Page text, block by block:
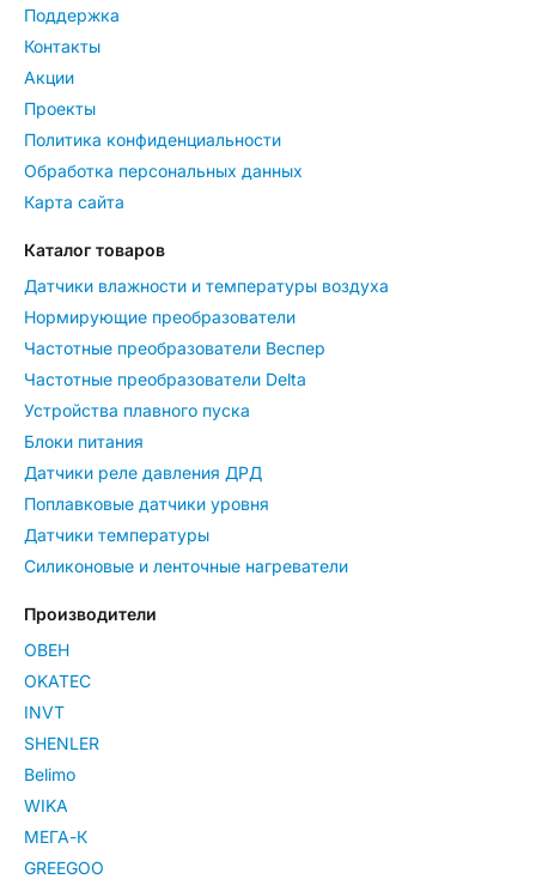
Поддержка
Контакты
Акции
Проекты
Политика конфиденциальности
Обработка персональных данных
Карта сайта
Каталог товаров
Датчики влажности и температуры воздуха
Нормирующие преобразователи
Частотные преобразователи Веспер
Частотные преобразователи Delta
Устройства плавного пуска
Блоки питания
Датчики реле давления ДРД
Поплавковые датчики уровня
Датчики температуры
Силиконовые и ленточные нагреватели
Производители
ОВЕН
OKATEC
INVT
SHENLER
Belimo
WIKA
МЕГА-К
GREEGOO